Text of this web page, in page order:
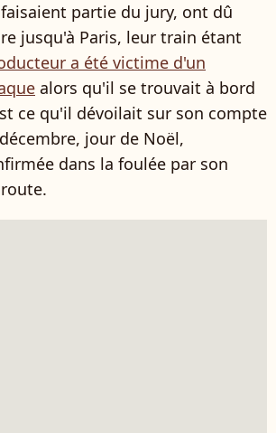
partie du jury, ont dû
jusqu'à Paris, leur train étant
a été victime d'un
alors qu'il se trouvait à bord
ce qu'il dévoilait sur son compte
jour de Noël,
dans la foulée par son